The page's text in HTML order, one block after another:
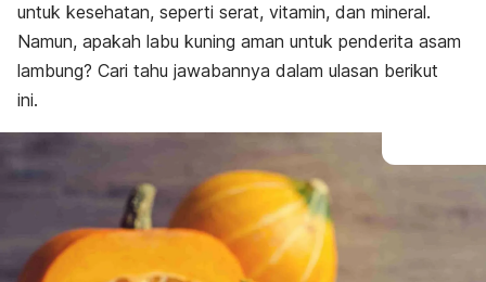
untuk kesehatan, seperti serat, vitamin, dan mineral.
Namun, apakah labu kuning aman untuk penderita asam
lambung? Cari tahu jawabannya dalam ulasan berikut
ini.